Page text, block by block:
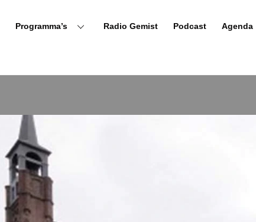
Programma’s Radio Gemist Podcast Agenda